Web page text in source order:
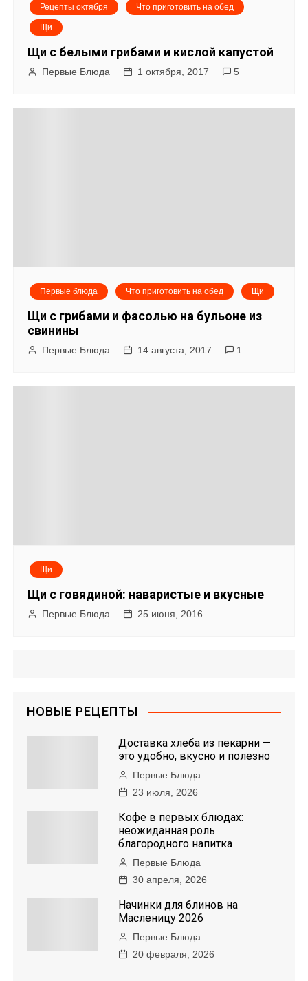
Рецепты октября Что приготовить на обед
Щи
Щи с белыми грибами и кислой капустой
Первые Блюда 1 октября, 2017 5
Первые блюда Что приготовить на обед Щи
Щи с грибами и фасолью на бульоне из
свинины
Первые Блюда 14 августа, 2017 1
Щи
Щи с говядиной: наваристые и вкусные
Первые Блюда 25 июня, 2016
НОВЫЕ РЕЦЕПТЫ
Доставка хлеба из пекарни —
это удобно, вкусно и полезно
Первые Блюда
23 июля, 2026
Кофе в первых блюдах:
неожиданная роль
благородного напитка
Первые Блюда
30 апреля, 2026
Начинки для блинов на
Масленицу 2026
Первые Блюда
20 февраля, 2026